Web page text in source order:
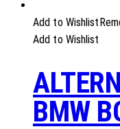
Add to Wishlist
Add to Wishlist
BMW